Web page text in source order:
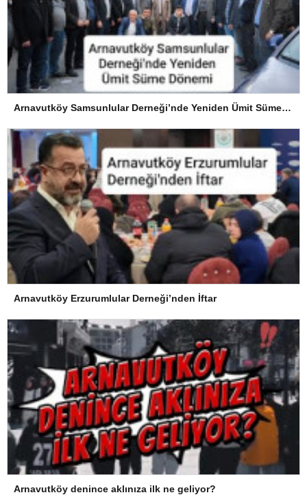
Arnavutköy Samsunlular Derneği’nde Yeniden Ümit Süme Dönemi
Arnavutköy Erzurumlular Derneği’nden İftar
Arnavutköy denince aklınıza ilk ne geliyor?